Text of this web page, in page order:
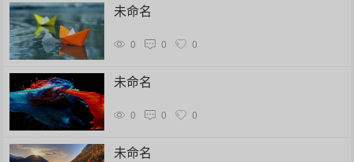
未命名
0 0 0
未命名
0 0 0
未命名